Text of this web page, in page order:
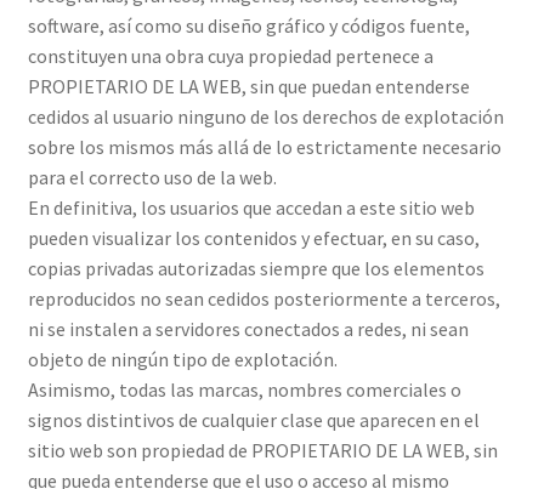
software, así como su diseño gráfico y códigos fuente,
constituyen una obra cuya propiedad pertenece a
PROPIETARIO DE LA WEB, sin que puedan entenderse
cedidos al usuario ninguno de los derechos de explotación
sobre los mismos más allá de lo estrictamente necesario
para el correcto uso de la web.
En definitiva, los usuarios que accedan a este sitio web
pueden visualizar los contenidos y efectuar, en su caso,
copias privadas autorizadas siempre que los elementos
reproducidos no sean cedidos posteriormente a terceros,
ni se instalen a servidores conectados a redes, ni sean
objeto de ningún tipo de explotación.
Asimismo, todas las marcas, nombres comerciales o
signos distintivos de cualquier clase que aparecen en el
sitio web son propiedad de PROPIETARIO DE LA WEB, sin
que pueda entenderse que el uso o acceso al mismo